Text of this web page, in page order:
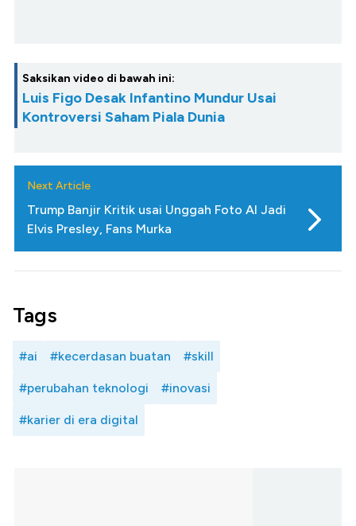
Saksikan video di bawah ini:
Luis Figo Desak Infantino Mundur Usai
Kontroversi Saham Piala Dunia
Next Article
Trump Banjir Kritik usai Unggah Foto AI Jadi
Elvis Presley, Fans Murka
Tags
#ai #kecerdasan buatan #skill
#perubahan teknologi #inovasi
#karier di era digital